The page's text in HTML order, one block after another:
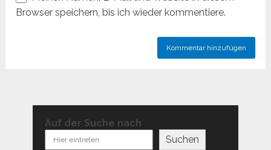
Browser speichern, bis ich wieder kommentiere.
Auf der Suche nach
Suchen